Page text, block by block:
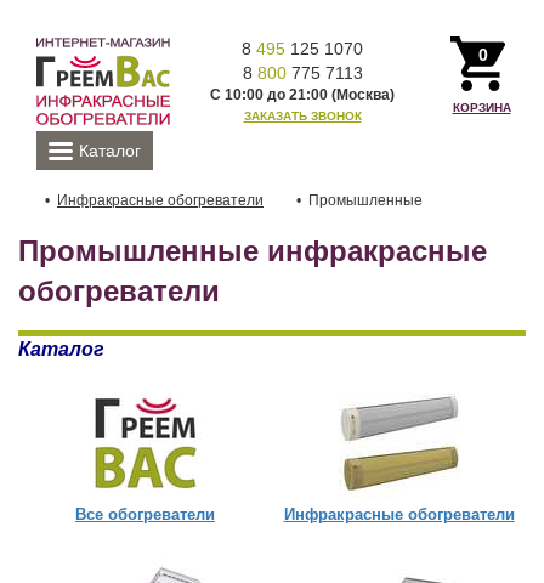
Каталог
8 495 125 1070
8 800775 7113
С 10:00 до 21:00 (Москва)
ЗАКАЗАТЬ ЗВОНОК
0
КОРЗИНА
Инфракрасные обогреватели Промышленные
Промышленные инфракрасные
обогреватели
Каталог
Все обогреватели Инфракрасные обогреватели